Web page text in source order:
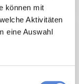
können mit
Aktivitäten
eine Auswahl